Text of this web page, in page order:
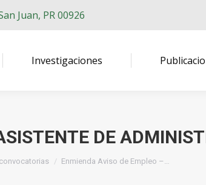
Juan, PR 00926
Investigaciones
DE
convocatorias Enmienda Aviso de Empleo –…